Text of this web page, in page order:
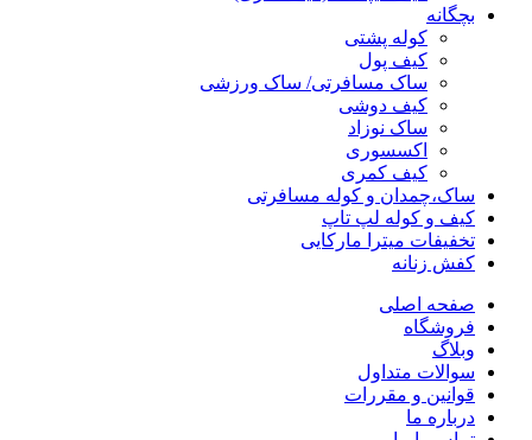
بچگانه
کوله پشتی
کیف پول
ساک مسافرتی/ ساک ورزشی
کیف دوشی
ساک نوزاد
اکسسوری
کیف کمری
ساک،چمدان و کوله مسافرتی
کیف و کوله لپ تاپ
تخفیفات میترا مارکایی
کفش زنانه
صفحه اصلی
فروشگاه
وبلاگ
سوالات متداول
قوانین و مقررات
درباره ما